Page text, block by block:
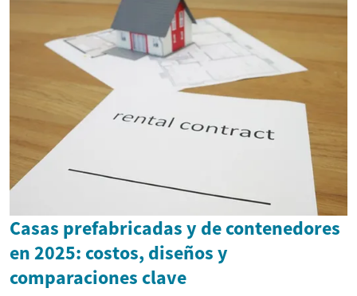
Casas prefabricadas y de contenedores
en 2025: costos, diseños y
comparaciones clave